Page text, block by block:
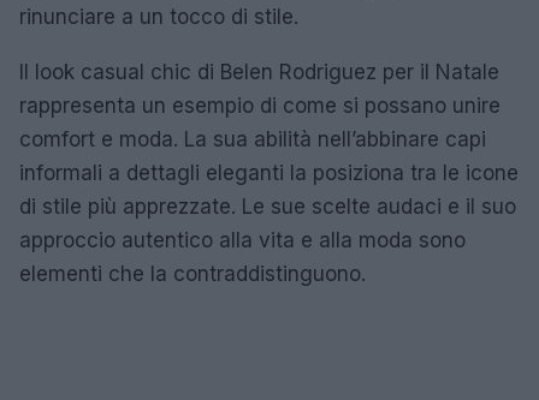
rinunciare a un tocco di stile.
Il look casual chic di Belen Rodriguez per il Natale
rappresenta un esempio di come si possano unire
comfort e moda. La sua abilità nell’abbinare capi
informali a dettagli eleganti la posiziona tra le icone
di stile più apprezzate. Le sue scelte audaci e il suo
approccio autentico alla vita e alla moda sono
elementi che la contraddistinguono.